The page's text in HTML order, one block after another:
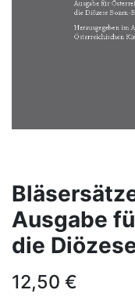
Ausgabe
die
12,50 €